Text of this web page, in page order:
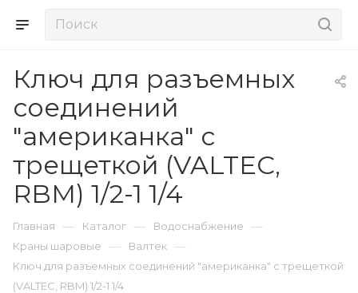
Ключ для разъемных
соединений
"американка" с
трещеткой (VALTEC,
RBM) 1/2-1 1/4
Главная — Каталог — Водоснабжение —
Краны шаровые — Валтек —
Ключ для разъемных соединений "американка" с трещеткой
(VALTEC, RBM) 1/2-1 1/4